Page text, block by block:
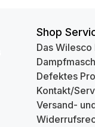
Shop
Das
Defektes
Kontakt/
Versand-